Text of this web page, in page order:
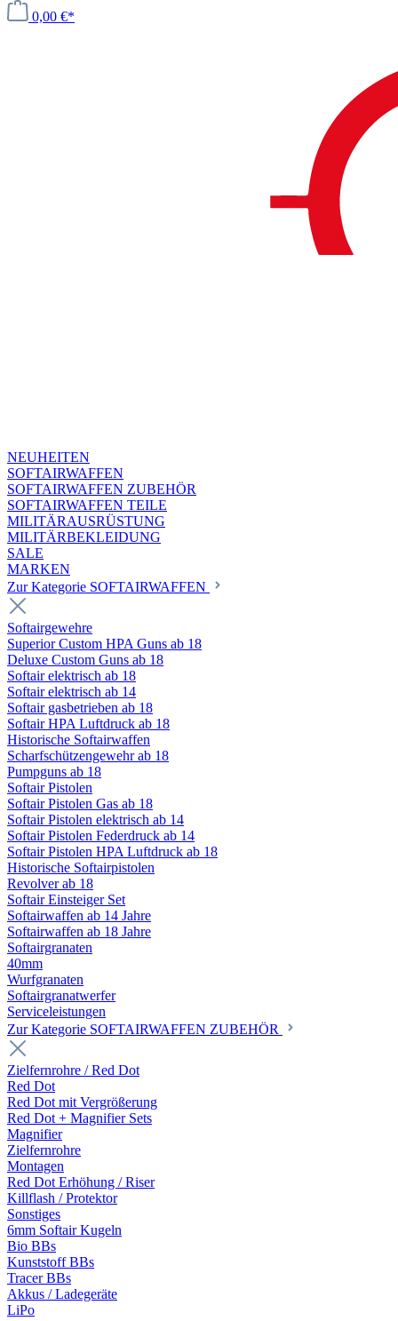
0,00 €*
NEUHEITEN
SOFTAIRWAFFEN
SOFTAIRWAFFEN ZUBEHÖR
SOFTAIRWAFFEN TEILE
MILITÄRAUSRÜSTUNG
MILITÄRBEKLEIDUNG
SALE
MARKEN
Zur Kategorie SOFTAIRWAFFEN
Softairgewehre
Superior Custom HPA Guns ab 18
Deluxe Custom Guns ab 18
Softair elektrisch ab 18
Softair elektrisch ab 14
Softair gasbetrieben ab 18
Softair HPA Luftdruck ab 18
Historische Softairwaffen
Scharfschützengewehr ab 18
Pumpguns ab 18
Softair Pistolen
Softair Pistolen Gas ab 18
Softair Pistolen elektrisch ab 14
Softair Pistolen Federdruck ab 14
Softair Pistolen HPA Luftdruck ab 18
Historische Softairpistolen
Revolver ab 18
Softair Einsteiger Set
Softairwaffen ab 14 Jahre
Softairwaffen ab 18 Jahre
Softairgranaten
40mm
Wurfgranaten
Softairgranatwerfer
Serviceleistungen
Zur Kategorie SOFTAIRWAFFEN ZUBEHÖR
Zielfernrohre / Red Dot
Red Dot
Red Dot mit Vergrößerung
Red Dot + Magnifier Sets
Magnifier
Zielfernrohre
Montagen
Red Dot Erhöhung / Riser
Killflash / Protektor
Sonstiges
6mm Softair Kugeln
Bio BBs
Kunststoff BBs
Tracer BBs
Akkus / Ladegeräte
LiPo